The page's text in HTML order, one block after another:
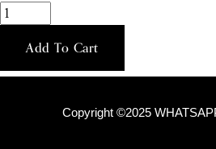
Add To Cart
Copyright ©2025